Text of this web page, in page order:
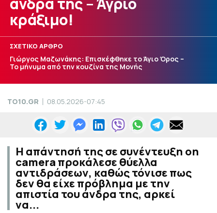
κράξιμο!
ΣΧΕΤΙΚΟ ΑΡΘΡΟ
Γιώργος Μαζωνάκης: Επισκέφθηκε το Άγιο Όρος –
Το μήνυμα από την κουζίνα της Μονής
TO10.GR 08.05.2026-07:45
Η απάντησή της σε συνέντευξη on
camera προκάλεσε θύελλα
αντιδράσεων, καθώς τόνισε πως
δεν θα είχε πρόβλημα με την
απιστία του άνδρα της, αρκεί
να...